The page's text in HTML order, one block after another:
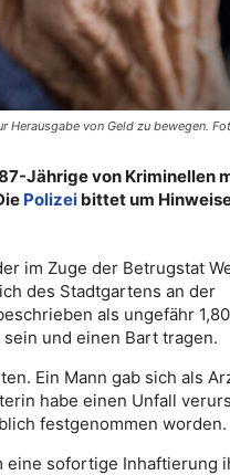
Herausgabe von Geld zu bewegen.
Jährige von Kriminellen
Polizei bittet um
im Zuge der Betrugstat
des Stadtgartens an der
als ungefähr
und einen Bart tragen.
Ein Mann gab sich als
habe einen Unfall
festgenommen worden.
eine sofortige Inhaftierung